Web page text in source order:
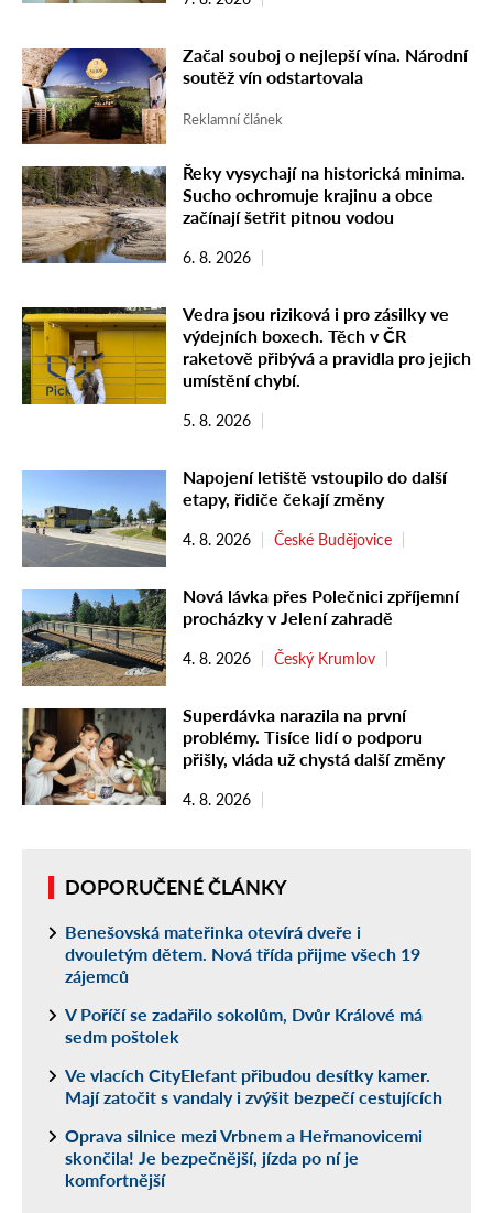
Začal souboj o nejlepší vína. Národní
soutěž vín odstartovala
Reklamní článek
Řeky vysychají na historická minima.
Sucho ochromuje krajinu a obce
začínají šetřit pitnou vodou
6. 8. 2026
Vedra jsou riziková i pro zásilky ve
výdejních boxech. Těch v ČR
raketově přibývá a pravidla pro jejich
umístění chybí.
5. 8. 2026
Napojení letiště vstoupilo do další
etapy, řidiče čekají změny
4. 8. 2026 České Budějovice
Nová lávka přes Polečnici zpříjemní
procházky v Jelení zahradě
4. 8. 2026 Český Krumlov
Superdávka narazila na první
problémy. Tisíce lidí o podporu
přišly, vláda už chystá další změny
4. 8. 2026
DOPORUČENÉ ČLÁNKY
Benešovská mateřinka otevírá dveře i
dvouletým dětem. Nová třída přijme všech 19
zájemců
V Poříčí se zadařilo sokolům, Dvůr Králové má
sedm poštolek
Ve vlacích CityElefant přibudou desítky kamer.
Mají zatočit s vandaly i zvýšit bezpečí cestujících
Oprava silnice mezi Vrbnem a Heřmanovicemi
skončila! Je bezpečnější, jízda po ní je
komfortnější